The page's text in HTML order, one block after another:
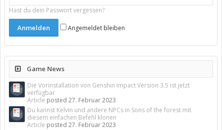
Hast du dein Passwort vergessen?
Angemeldet bleiben
Game News
Die Vorinstallation von Genshin Impact Version 3.5 ist jetzt
verfügbar
Article posted 27. Februar 2023
Du kannst Kelvin und andere NPCs in Sons of the forest mit
diesem einfachen Befehl klonen
Article posted 27. Februar 2023